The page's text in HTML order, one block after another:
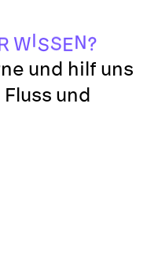
WISSE N ?
und hilf uns
und